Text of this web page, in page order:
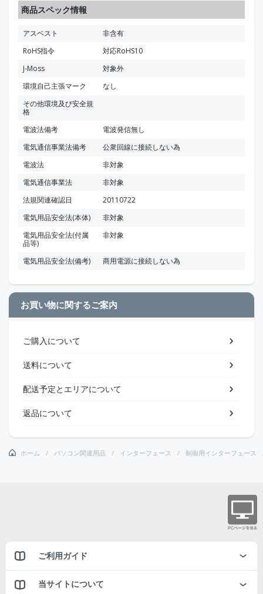
商品スペック情報
アスベスト
非含有
RoHS指令
対応RoHS10
J-Moss
対象外
環境自己主張マーク
なし
その他環境及び安全規
格
電波法備考
電波発信無し
電気通信事業法備考
公衆回線に接続しない為
電波法
非対象
電気通信事業法
非対象
法規関連確認日
20110722
電気用品安全法(本体)
非対象
電気用品安全法(付属
品等)
非対象
電気用品安全法(備考) 商用電源に接続しない為
お買い物に関するご案内
ご購入について
送料について
配送予定とエリアについて
返品について
ホーム パソコン関連用品 インターフェース 制御用インターフェース
ご利用ガイド
当サイトについて